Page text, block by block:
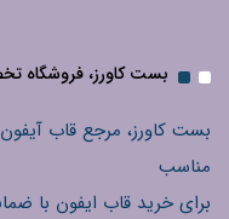
بست کاورز، فروشگاه
بست کاورز، مرجع قاب
مناسب
برای خرید قاب ایفون با